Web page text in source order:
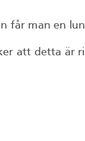
får man en
att detta är